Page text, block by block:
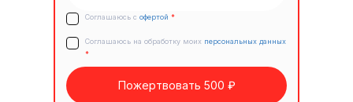
Соглашаюсь с офертой *
Соглашаюсь на обработку моих персональных данных
*
Пожертвовать 500 ₽